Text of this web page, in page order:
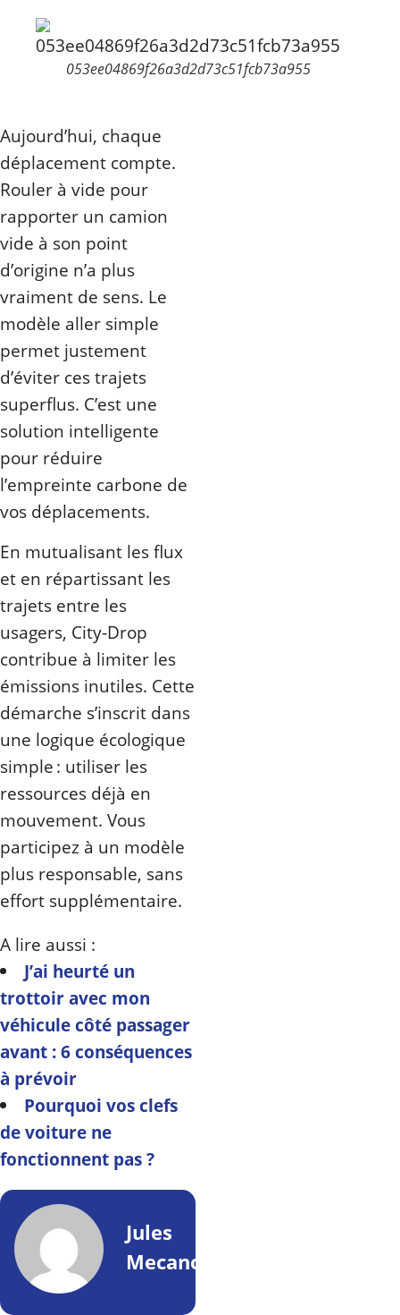
053ee04869f26a3d2d73c51fcb73a955
Aujourd’hui, chaque
déplacement compte.
Rouler à vide pour
rapporter un camion
vide à son point
d’origine n’a plus
vraiment de sens. Le
modèle aller simple
permet justement
d’éviter ces trajets
superflus. C’est une
solution intelligente
pour réduire
l’empreinte carbone de
vos déplacements.
En mutualisant les flux
et en répartissant les
trajets entre les
usagers, City‑Drop
contribue à limiter les
émissions inutiles. Cette
démarche s’inscrit dans
une logique écologique
simple : utiliser les
ressources déjà en
mouvement. Vous
participez à un modèle
plus responsable, sans
effort supplémentaire.
A lire aussi :
J’ai heurté un
trottoir avec mon
véhicule côté passager
avant : 6 conséquences
à prévoir
Pourquoi vos clefs
de voiture ne
fonctionnent pas ?
Jules
Mecano